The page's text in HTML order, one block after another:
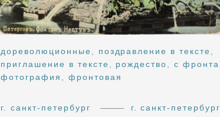
дореволюционные поздравление в тексте
приглашение в тексте
рождество ,с фронта
фотография
фронтовая
г. санкт-петербург г. санкт-петербург